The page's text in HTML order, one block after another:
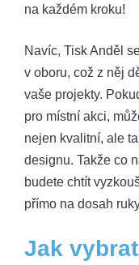
na každém kroku!
Navíc, Tisk Anděl
v oboru, což z něj
vaše projekty.
pro místní akci,
nejen kvalitní, ale
designu. Takže co
budete chtít
přímo na dosah
Jak